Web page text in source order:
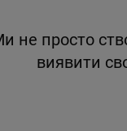
не просто
виявити